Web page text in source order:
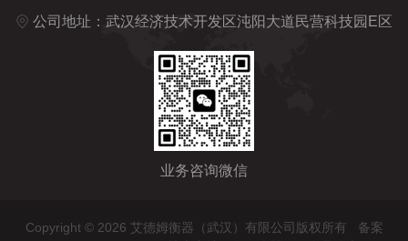
公司地址：武汉经济技术开发区沌阳大道民营科技园E区
业务咨询微信
Copyright © 2026 艾德姆衡器（武汉）有限公司版权所有 备案